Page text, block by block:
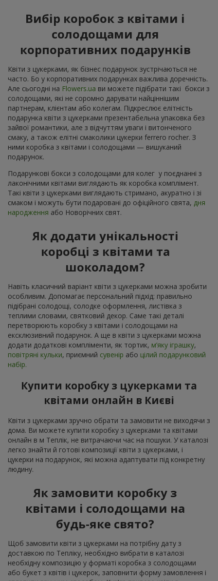
Вибір коробок з квітами і
солодощами для
корпоративних подарунків
Квіти з цукерками, як бізнес подарунок зустрічаються не
часто. Бо у корпоративних подарунках важлива доречність.
Але сьогодні на Flowers.ua ви можете підібрати такі бокси з
солодощами, які не соромно дарувати найціннішим
партнерам, клієнтам або колегам. Підкреслює елітність
подарунка квіти з цукерками презентабельна упаковка без
зайвої романтики, але з відчуттям уваги і витонченого
смаку, а також елітні смаколики цукерки ferrero rocher. З
ними коробка з квітами і солодощами — вишуканий
подарунок.
Подарункові бокси з солодощами для колег у поєднанні з
лаконічними квітами виглядають як коробка комплімент.
Такі квіти з цукерками виглядають стримано, акуратно і зі
смаком і можуть бути подаровані до офіційного свята, дня
народження або Новорічних свят.
Як додати унікальності
коробці з квітами та
шоколадом?
Навіть класичний варіант квіти з цукерками можна зробити
особливим. Допомагає персональний підхід: правильно
підібрані солодощі, солодке оформлення, листівка з
теплими словами, святковий декор. Саме такі деталі
перетворюють коробку з квітами і солодощами на
ексклюзивний подарунок. А ще в квіти з цукерками можна
додати додаткові компліменти, як тортик, м’яку іграшку,
повітряні кульки, приємний сувенір або цілий подарунковий
набір.
Купити коробку з цукерками та
квітами онлайн в Києві
Квіти з цукерками зручно обрати та замовити не виходячи з
дома. Ви можете купити коробку з цукерками та квітами
онлайн в м Теплік, не витрачаючи час на пошуки. У каталозі
легко знайти й готові композиції квіти з цукерками, і
цукерки на подарунок, які можна адаптувати під конкретну
людину.
Як замовити коробку з
квітами і солодощами на
будь-яке свято?
Щоб замовити квіти з цукерками на потрібну дату з
доставкою по Тепліку, необхідно вибрати в каталозі
необхідну композицію у форматі коробка з солодощами
або букет з квітів і цукерок, заповнити форму замовлення і